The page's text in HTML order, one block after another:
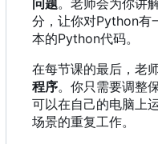
分 ， 让你对Python有
本的Python代码。
在每节课的最后，老
程序。你只需要调整
可以在自己的电脑上
场景的重复工作。